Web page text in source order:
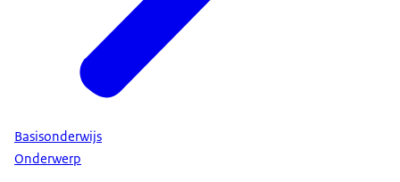
Basisonderwijs
Onderwerp